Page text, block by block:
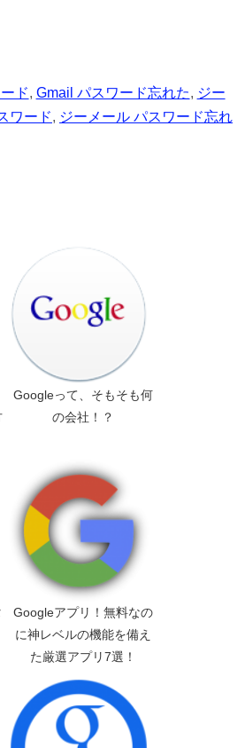
ド, Gmail パスワード忘れた, ジー
ワード, ジーメール パスワード忘れ
Googleって、そもそも何
の会社！？
Googleアプリ！無料なの
に神レベルの機能を備え
た厳選アプリ7選！